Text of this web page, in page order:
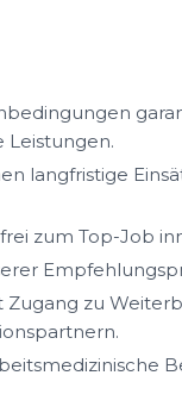
Leistungen.
langfristige
zum Top-Job
Zugang zu